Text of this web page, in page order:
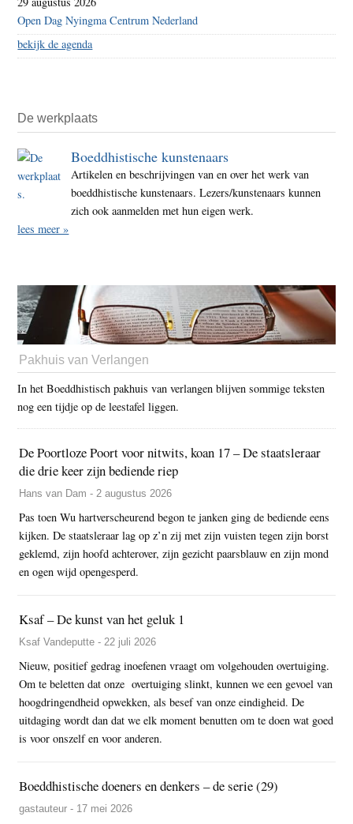
Open Dag Nyingma Centrum Nederland
bekijk de agenda
De werkplaats
Boeddhistische kunstenaars
Artikelen en beschrijvingen van en over het werk van
boeddhistische kunstenaars. Lezers/kunstenaars kunnen
zich ook aanmelden met hun eigen werk.
lees meer »
Pakhuis van Verlangen
In het Boeddhistisch pakhuis van verlangen blijven sommige teksten
nog een tijdje op de leestafel liggen.
De Poortloze Poort voor nitwits, koan 17 – De staatsleraar
die drie keer zijn bediende riep
Hans van Dam - 2 augustus 2026
Pas toen Wu hartverscheurend begon te janken ging de bediende eens
kijken. De staatsleraar lag op z’n zij met zijn vuisten tegen zijn borst
geklemd, zijn hoofd achterover, zijn gezicht paarsblauw en zijn mond
en ogen wijd opengesperd.
Ksaf – De kunst van het geluk 1
Ksaf Vandeputte - 22 juli 2026
Nieuw, positief gedrag inoefenen vraagt om volgehouden overtuiging.
Om te beletten dat onze overtuiging slinkt, kunnen we een gevoel van
hoogdringendheid opwekken, als besef van onze eindigheid. De
uitdaging wordt dan dat we elk moment benutten om te doen wat goed
is voor onszelf en voor anderen.
Boeddhistische doeners en denkers – de serie (29)
gastauteur - 17 mei 2026